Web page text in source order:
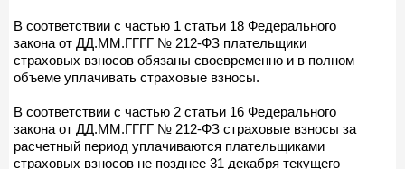
В соответствии с частью 1 статьи 18 Федерального
закона от ДД.ММ.ГГГГ № 212-ФЗ плательщики
страховых взносов обязаны своевременно и в полном
объеме уплачивать страховые взносы.
В соответствии с частью 2 статьи 16 Федерального
закона от ДД.ММ.ГГГГ № 212-ФЗ страховые взносы за
расчетный период уплачиваются плательщиками
страховых взносов не позднее 31 декабря текущего